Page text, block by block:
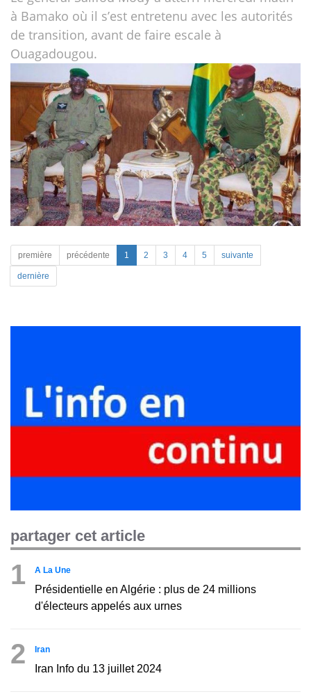
à Bamako où il s’est entretenu avec les autorités
de transition, avant de faire escale à
Ouagadougou.
première précédente 1 2 3 4 5 suivante
dernière
partager cet article
1 A La Une
Présidentielle en Algérie : plus de 24 millions
d'électeurs appelés aux urnes
2 Iran
Iran Info du 13 juillet 2024